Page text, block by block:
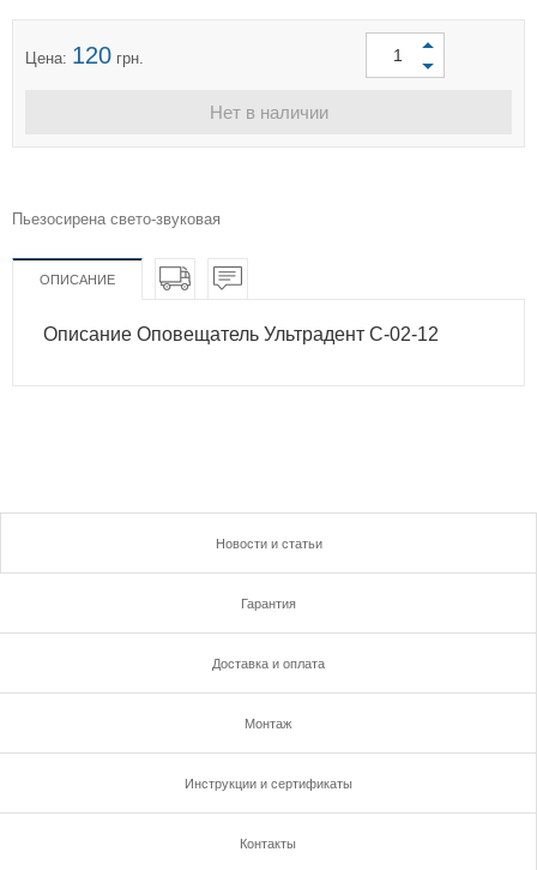
Цена: 120 грн.
Нет в наличии
Пьезосирена свето-звуковая
ОПИСАНИЕ
Описание Оповещатель Ультрадент С-02-12
Новости и статьи
Гарантия
Доставка и оплата
Монтаж
Инструкции и сертификаты
Контакты